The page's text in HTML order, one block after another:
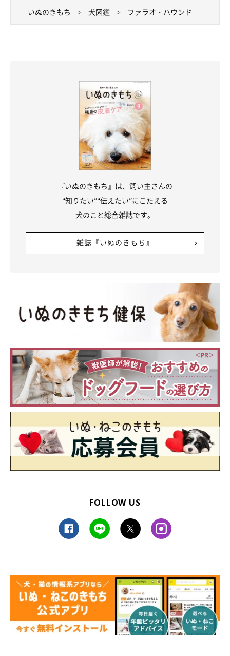
いぬのきもち 犬図鑑 ファラオ・ハウンド
『いぬのきもち』は、飼い主さんの
“知りたい”“伝えたい”にこたえる
犬のこと総合雑誌です。
雑誌『いぬのきもち』
FOLLOW US